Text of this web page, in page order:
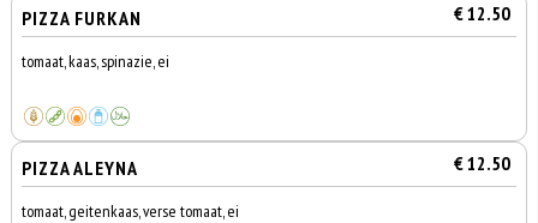
PIZZA FURKAN € 12.50
tomaat, kaas, spinazie, ei
PIZZA ALEYNA € 12.50
tomaat, geitenkaas, verse tomaat, ei